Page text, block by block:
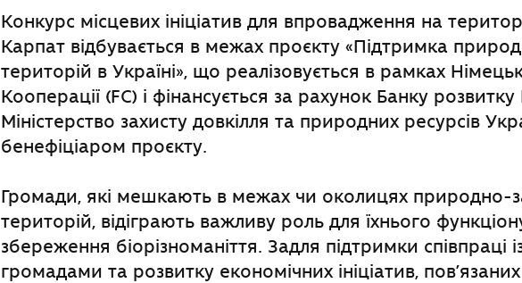
Конкурс місцевих ініціатив для впровадження на
Карпат відбувається в межах проєкту «Підтримка
територій в Україні», що реалізовується в рамках
Кооперації (FC) і фінансується за рахунок Банку
Міністерство захисту довкілля та природних ресурсів
бенефіціаром проєкту.
Громади, які мешкають в межах чи околицях природно-
територій, відіграють важливу роль для їхнього
збереження біорізноманіття. Задля підтримки співпраці
громадами та розвитку економічних ініціатив,